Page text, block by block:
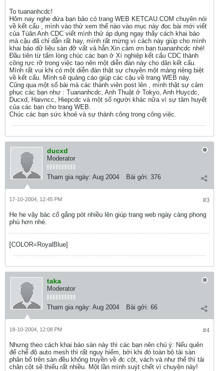
To tuananhcdc!
Hôm nay nghe đứa bạn bảo có trang WEB KETCAU.COM chuyên nói
về kết cấu , mình vào thử xem thế nào vào mục này đọc bài mới viết
của Túân Anh CDC viết mình thử áp dụng ngay thấy cách khai báo
mà cậu đã chỉ dẫn rất hay, mình rất mừng vì cách này giúp cho mình
khai báo dữ liệu sàn đỡ vất vả hẳn.Xin cảm ơn bạn tuananhcdc nhé!
Đầu tiên từ tấm lòng chúc các bạn ở Xí nghiệp kết cấu CDC thành
công rực rỡ trong việc tạo nên một diễn đàn này cho dân kết cấu.
Mình rất vui khi có một diễn đàn thật sự chuyên một mảng riêng biệt
về kết cấu. Mình sẽ quảng cáo giúp các cậu về trang WEB này.
Cũng qua một số bài mà các thành viên post lên , mình thật sự cảm
phục các bạn như : Tuananhcdc, Anh Thuật ở Tokyo, Anh Huycdc,
Ducxd, Haivncc, Hiepcdc và một số người khác nữa vì sự tâm huyết
của các bạn cho trang WEB.
Chúc các bạn sức khoẻ và sự thành công trong công việc.
ducxd
Moderator
Tham gia ngày: Aug 2004 Bài gởi: 376
#3
17-10-2004, 12:45 PM
He he vậy bác cố gắng pót nhiều lên giúp trang web ngày càng phong
phú hơn nhé.
[COLOR=RoyalBlue]
taka
Moderator
Tham gia ngày: Aug 2004 Bài gởi: 66
#4
18-10-2004, 12:08 PM
Nhưng theo cách khai báo sàn này thì các bạn nên chú ý: Nếu quên
để chế độ auto mesh thì rất nguy hiểm, bởi khi đó toàn bộ tải sàn
phân bố trên sàn đều không truyền về đc cột, vách và như thế thì tải
chân cột sẽ thiếu rất nhiều. Một lần mình suýt chết vì chuyện này!